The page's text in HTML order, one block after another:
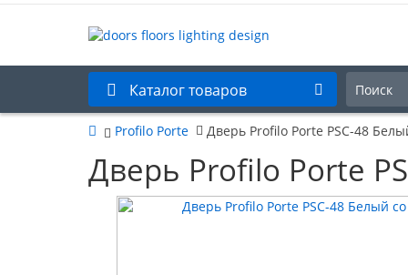
Каталог товаров
Profilo Porte Дверь Profilo Porte PSC-48
Дверь Profilo Porte